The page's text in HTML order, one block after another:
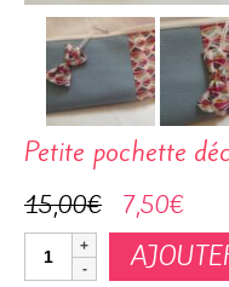
Petite pochette
15,00€ Le
prix
initial
était :
15,00€.
7,50€Le
est :
quantité